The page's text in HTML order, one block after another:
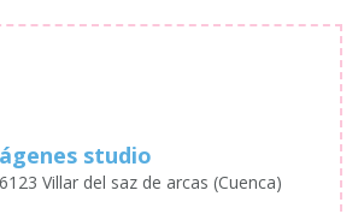
studio
Villar del saz de arcas (Cuenca)